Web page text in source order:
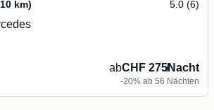
km) 5.0 (6)
abCHF 275/Nacht
-20% ab 56 Nächten